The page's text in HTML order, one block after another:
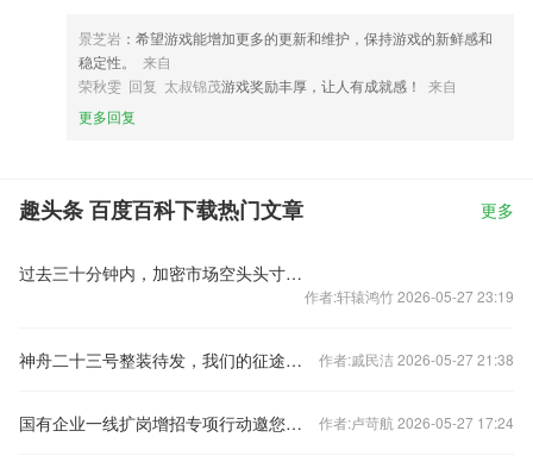
景芝岩 ：希望游戏能增加更多的更新和维护，保持游戏的新鲜感和
稳定性。
来自
荣秋雯 回复 太叔锦茂游戏奖励丰厚，让人有成就感！
来自
更多回复
趣头条 百度百科下载热门文章 更多
过去三十分钟内，加密市场空头头寸平仓规模达1.8亿美元。
作者:轩辕鸿竹 2026-05-27 23:19
神舟二十三号整装待发，我们的征途是星辰大海丨空天侦探社 作者:戚民洁 2026-05-27 21:38
国有企业一线扩岗增招专项行动邀您参与 作者:卢苛航 2026-05-27 17:24